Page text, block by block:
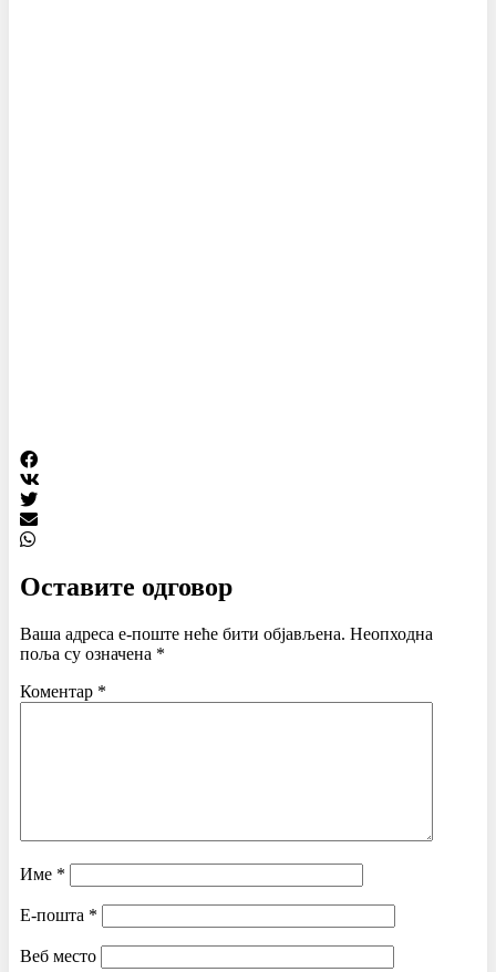
Оставите одговор
Ваша адреса е-поште неће бити објављена. Неопходна
поља су означена *
Коментар *
Име *
Е-пошта *
Веб место